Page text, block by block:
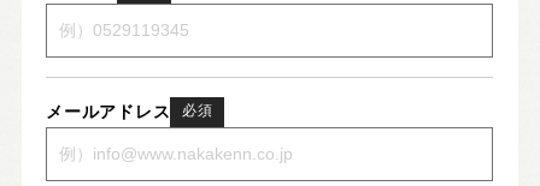
メールアドレス 必須